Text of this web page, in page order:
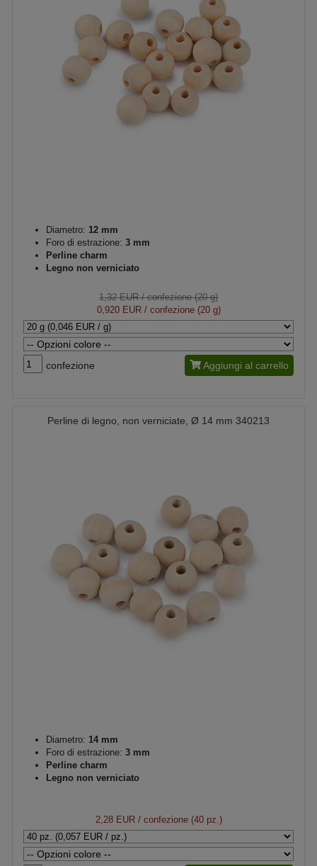
Diametro: 12 mm
Foro di estrazione: 3 mm
Perline charm
Legno non verniciato
1,32 EUR/ confezione (20 g)
0,920 EUR/ confezione (20 g)
confezione Aggiungi al carrello
Perline di legno, non verniciate, Ø 14 mm 340213
Diametro: 14 mm
Foro di estrazione: 3 mm
Perline charm
Legno non verniciato
2,28 EUR/ confezione (40 pz.)